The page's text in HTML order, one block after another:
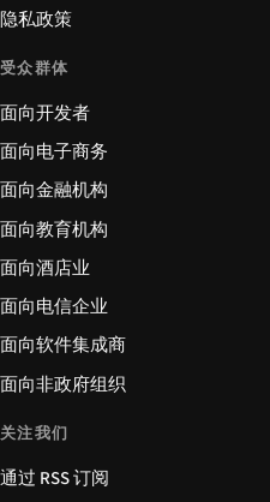
隐私政策
受众群体
面向开发者
面向电子商务
面向金融机构
面向教育机构
面向酒店业
面向电信企业
面向软件集成商
面向非政府组织
关注我们
通过 RSS 订阅